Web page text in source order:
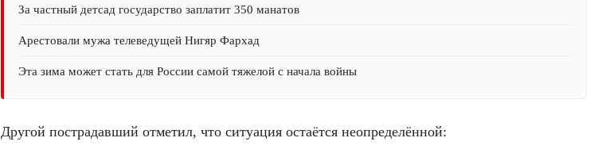
За частный детсад государство заплатит 350 манатов
Арестовали мужа телеведущей Нигяр Фархад
Эта зима может стать для России самой тяжелой с начала войны
Другой пострадавший отметил, что ситуация остаётся неопределённой: